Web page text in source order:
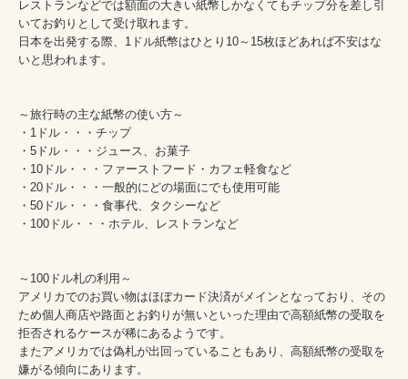
レストランなどでは額面の大きい紙幣しかなくてもチップ分を差し引
いてお釣りとして受け取れます。
日本を出発する際、1ドル紙幣はひとり10～15枚ほどあれば不安はな
いと思われます。
～旅行時の主な紙幣の使い方～
・1ドル・・・チップ
・5ドル・・・ジュース、お菓子
・10ドル・・・ファーストフード・カフェ軽食など
・20ドル・・・一般的にどの場面にでも使用可能
・50ドル・・・食事代、タクシーなど
・100ドル・・・ホテル、レストランなど
～100ドル札の利用～
アメリカでのお買い物はほぼカード決済がメインとなっており、その
ため個人商店や路面とお釣りが無いといった理由で高額紙幣の受取を
拒否されるケースが稀にあるようです。
またアメリカでは偽札が出回っていることもあり、高額紙幣の受取を
嫌がる傾向にあります。